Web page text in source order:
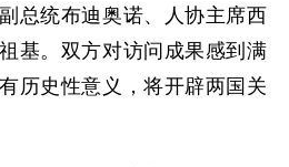
总统布迪奥诺、人协主席西
基。双方对访问成果感到满
历史性意义，将开辟两国关